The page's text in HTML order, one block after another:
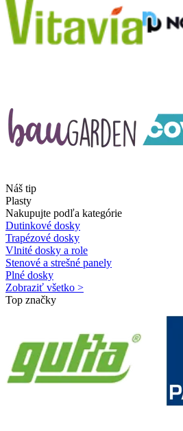
Náš tip
Plasty
Nakupujte podľa kategórie
Dutinkové dosky
Trapézové dosky
Vlnité dosky a role
Stenové a strešné panely
Plné dosky
Zobraziť všetko >
Top značky